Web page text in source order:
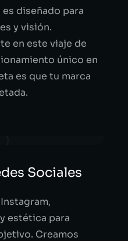
diseñado para
y visión.
en este viaje de
único en
es que tu marca
Sociales
estética para
Creamos